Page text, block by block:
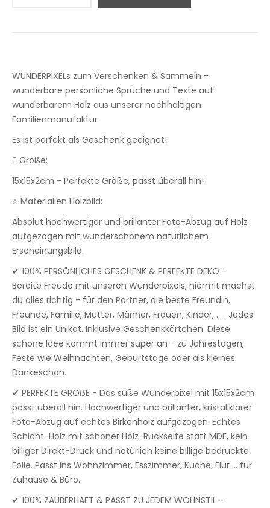
WUNDERPIXELs zum Verschenken & Sammeln -
wunderbare persönliche Sprüche und Texte auf
wunderbarem Holz aus unserer nachhaltigen
Familienmanufaktur
Es ist perfekt als Geschenk geeignet!
 Größe:
15x15x2cm - Perfekte Größe, passt überall hin!
⭐ Materialien Holzbild:
Absolut hochwertiger und brillanter Foto-Abzug auf Holz
aufgezogen mit wunderschönem natürlichem
Erscheinungsbild.
✔ 100% PERSÖNLICHES GESCHENK & PERFEKTE DEKO -
Bereite Freude mit unseren Wunderpixels, hiermit machst
du alles richtig - für den Partner, die beste Freundin,
Freunde, Familie, Mutter, Männer, Frauen, Kinder, ... . Jedes
Bild ist ein Unikat. Inklusive Geschenkkärtchen. Diese
schöne Idee kommt immer super an - zu Jahrestagen,
Feste wie Weihnachten, Geburtstage oder als kleines
Dankeschön.
✔ PERFEKTE GRÖẞE - Das süße Wunderpixel mit 15x15x2cm
passt überall hin. Hochwertiger und brillanter, kristallklarer
Foto-Abzug auf echtes Birkenholz aufgezogen. Echtes
Schicht-Holz mit schöner Holz-Rückseite statt MDF, kein
billiger Direkt-Druck und natürlich keine billige bedruckte
Folie. Passt ins Wohnzimmer, Esszimmer, Küche, Flur ... für
Zuhause & Büro.
✔ 100% ZAUBERHAFT & PASST ZU JEDEM WOHNSTIL -